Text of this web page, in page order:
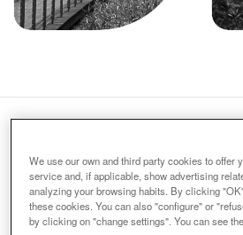
We use our own and third party cookies to offer
service and, if applicable, show advertising
analyzing your browsing habits. By clicking
these cookies. You can also "configure" or
by clicking on "change settings". You can see the